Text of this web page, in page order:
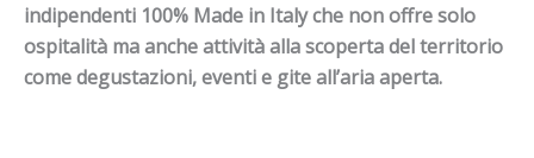
indipendenti 100% Made in Italy che non offre solo
ospitalità ma anche attività alla scoperta del territorio
come degustazioni, eventi e gite all’aria aperta.